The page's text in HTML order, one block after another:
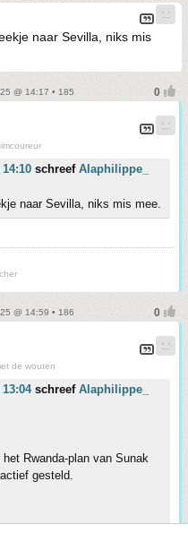
naar Sevilla, niks mis
@ 14:17 • 185
schreef Alaphilippe_
naar Sevilla, niks mis mee.
@ 14:59 • 186
de wouten
schreef Alaphilippe_
Rwanda-plan van Sunak
gesteld.